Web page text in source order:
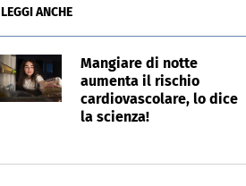
LEGGI ANCHE
Mangiare di notte
aumenta il rischio
cardiovascolare, lo dice
la scienza!